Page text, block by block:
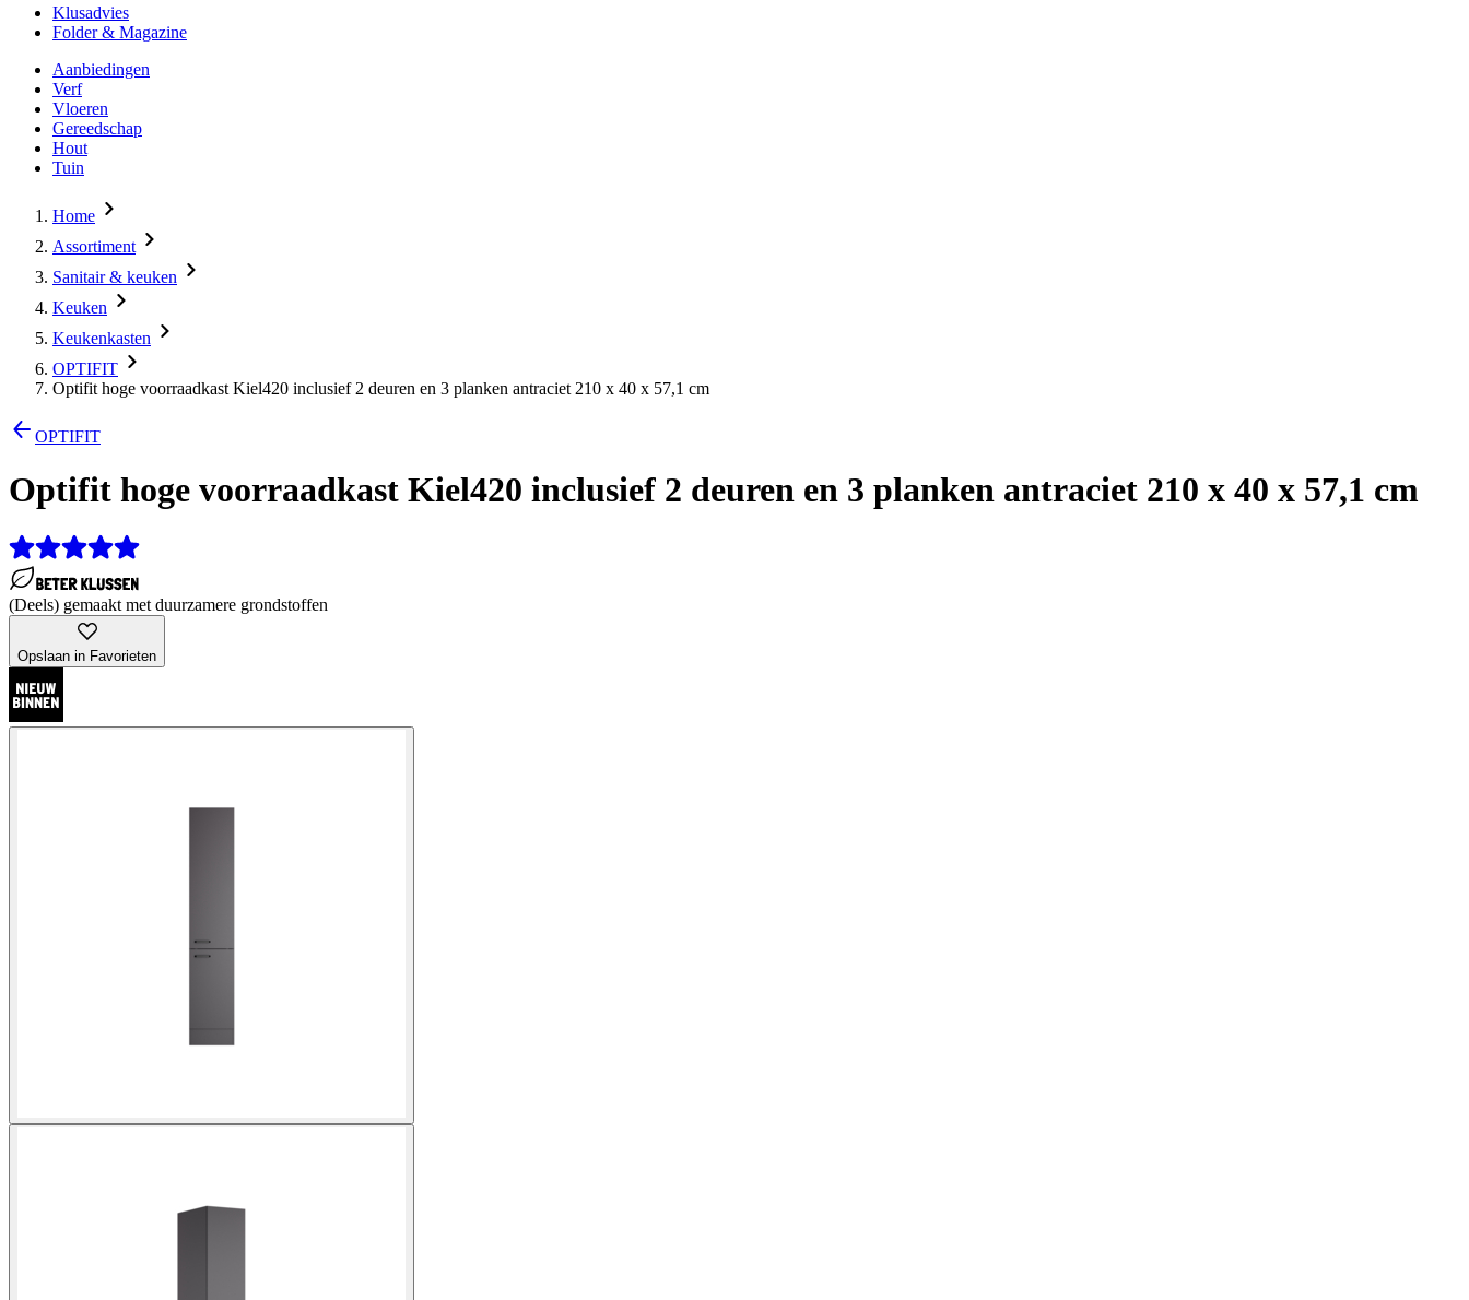
Klusadvies
Folder & Magazine
Aanbiedingen
Verf
Vloeren
Gereedschap
Hout
Tuin
Home
Assortiment
Sanitair & keuken
Keuken
Keukenkasten
OPTIFIT
Optifit hoge voorraadkast Kiel420 inclusief 2 deuren en 3 planken antraciet 210 x 40 x 57,1 cm
OPTIFIT
Optifit hoge voorraadkast Kiel420 inclusief 2 deuren en 3 planken antraciet 210 x 40 x 57,1 cm
(Deels) gemaakt met duurzamere grondstoffen
Opslaan in Favorieten